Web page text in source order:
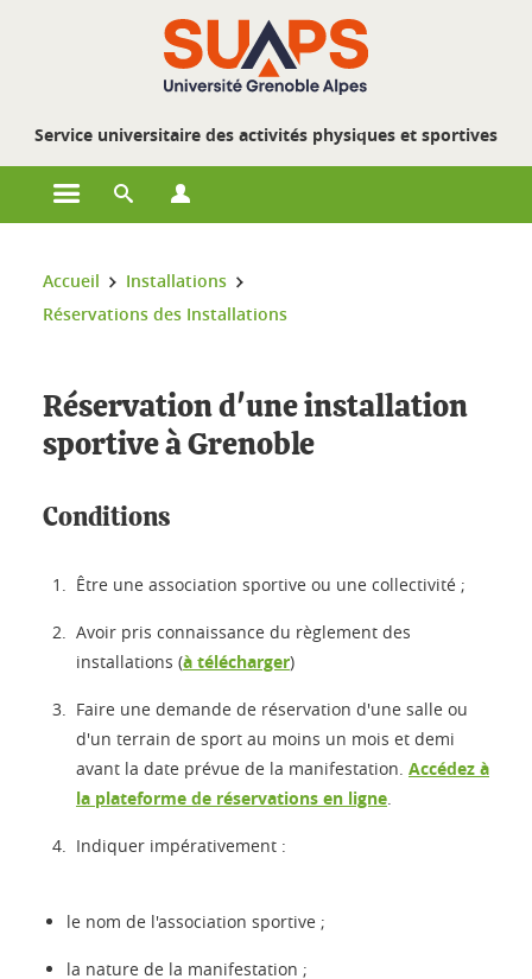
Service universitaire des activités physiques et sportives
Ouvrir le menu principal
Ouvrir le moteur de recherche
Vous êtes ici :
Accueil
Installations
Réservations des Installations
Réservation d'une installation
sportive à Grenoble
Conditions
Être une association sportive ou une collectivité ;
Avoir pris connaissance du règlement des
installations (à télécharger)
Faire une demande de réservation d'une salle ou
d'un terrain de sport au moins un mois et demi
avant la date prévue de la manifestation. Accédez à
la plateforme de réservations en ligne.
Indiquer impérativement :
le nom de l'association sportive ;
la nature de la manifestation ;